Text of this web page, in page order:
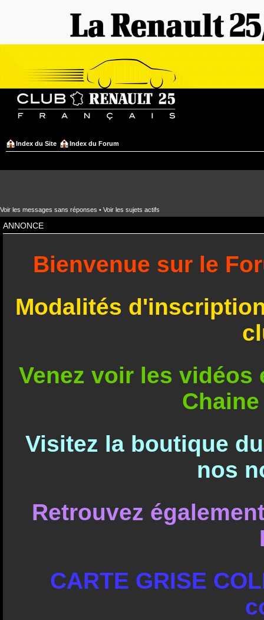
Index du Site Index du Forum
Voir les messages sans réponses • Voir les sujets actifs
ANNONCE
Bienvenue sur le
Modalités
Venez voir les
Visitez la boutique
nos
Retrouvez
CARTE GRISE